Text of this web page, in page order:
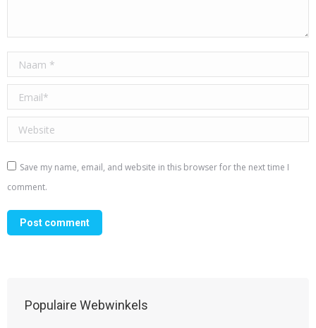
Naam *
Email *
Website
Save my name, email, and website in this browser for the next time I
comment.
Post comment
Populaire Webwinkels